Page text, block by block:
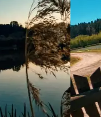
Informace
Ceník
Atlas ryb
Provozní řád
Rybářský řád
Kontakt
info@rybnikystarostin.cz
+420 778 445 335